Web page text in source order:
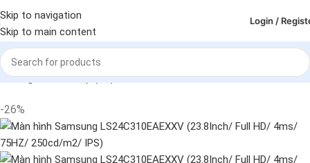
Skip to navigation
Skip to main content
Login /
Trang chủ Deskop (PC) Màn hình
-26%